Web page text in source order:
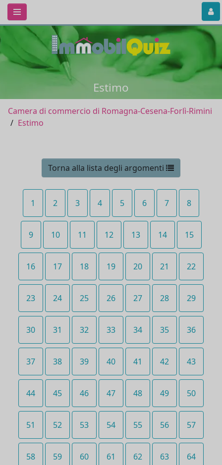
Estimo
Camera di commercio di Romagna-Cesena-Forlì-Rimini
Estimo
Torna alla lista degli argomenti
1 2 3 4 5 6 7 8
9 10 11 12 13 14 15
16 17 18 19 20 21 22
23 24 25 26 27 28 29
30 31 32 33 34 35 36
37 38 39 40 41 42 43
44 45 46 47 48 49 50
51 52 53 54 55 56 57
58 59 60 61 62 63 64